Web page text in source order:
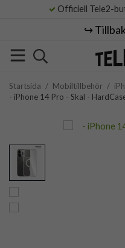
Officiell Tele2-
↪️
Startsida / Mobiltillbehör /
- iPhone 14 Pro - Skal -